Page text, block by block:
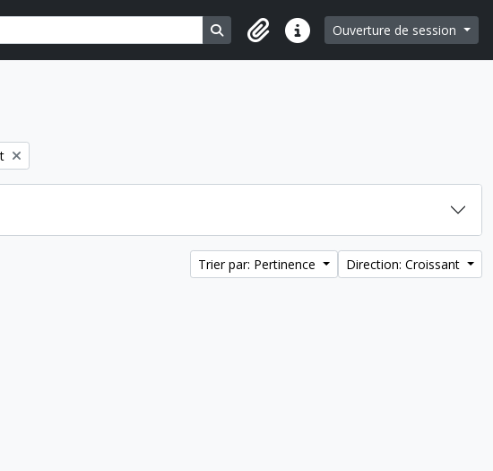
Search in browse page
Liens rapidesOuverture de session
Trier par: Pertinence Direction: Croissant